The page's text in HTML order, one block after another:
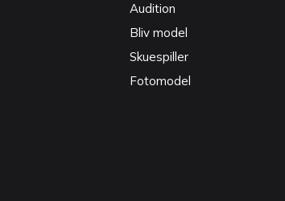
Audition
Bliv model
Skuespiller
Fotomodel